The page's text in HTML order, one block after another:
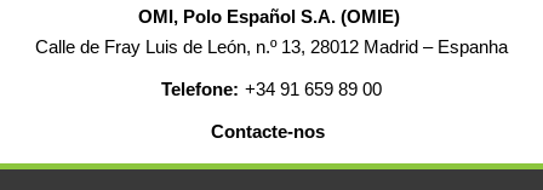
OMI, Polo Español S.A. (OMIE)
Calle de Fray Luis de León, n.º 13, 28012 Madrid – Espanha
Telefone: +34 91 659 89 00
Contacte-nos